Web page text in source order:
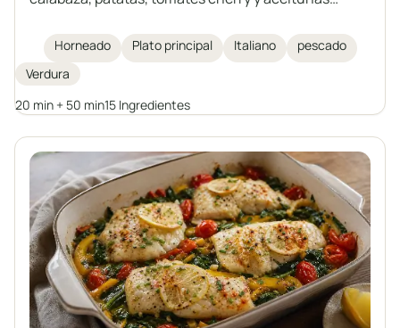
plato ideal para los días de otoño e invierno,
inspirado en la cocina italiana. Una cazuela que no
requiere guarniciones adicionales, llena de verduras
y hierbas aromáticas.
Horneado Plato principal Italiano
pescado
Verdura
20 min + 50 min15 Ingredientes